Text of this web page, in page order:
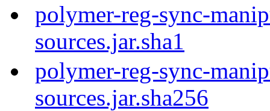
polymer-reg-sync-
sources.jar.sha1
polymer-reg-sync-
sources.jar.sha256